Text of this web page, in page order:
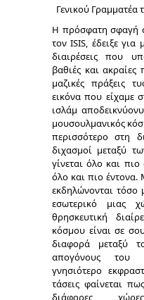
Γενικού
Η πρόσφατη σφαγή
τονISIS, έδειξε για
διαιρέσεις που
βαθιές και
μαζικές πράξεις
εικόνα που είχαμε
ισλάμ
μουσουλμανικός
περισσότερο στη
διχασμοί μεταξύ
γίνεται όλο και
όλο και πιο έντονα.
εκδηλώνονται τόσο
εσωτερικό μιας
θρησκευτική
κόσμου είναι σε
διαφορά μεταξύ
απογόνους του
γνησιότερο
τάσεις φαίνεται
διάφορες